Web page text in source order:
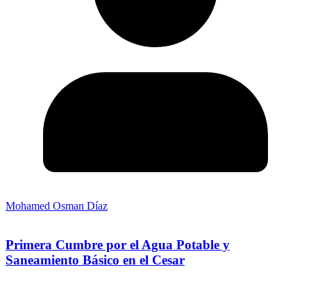
Mohamed Osman Díaz
Primera Cumbre por el Agua Potable y
Saneamiento Básico en el Cesar